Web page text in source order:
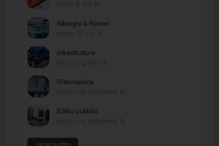
Alberghi & Resort
Infrastrutture
Ristorazione
Edifici pubblici